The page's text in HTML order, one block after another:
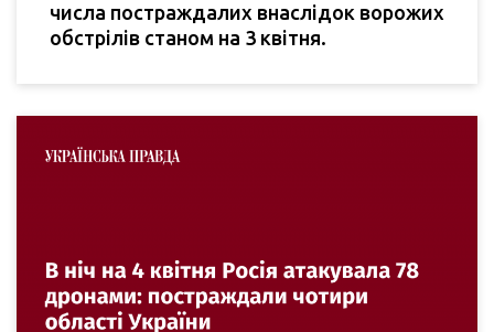
числа постраждалих внаслідок ворожих
обстрілів станом на 3 квітня.